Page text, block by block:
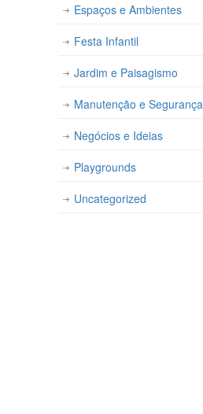
Espaços e Ambientes
Festa Infantil
Jardim e Paisagismo
Manutenção e Segurança
Negócios e Ideias
Playgrounds
Uncategorized